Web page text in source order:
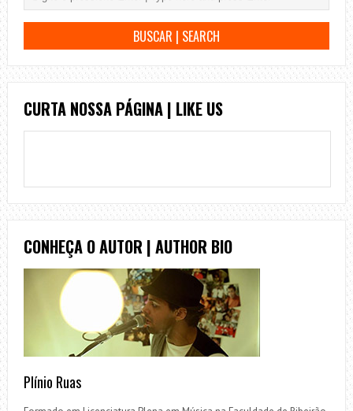
CURTA NOSSA PÁGINA | LIKE US
CONHEÇA O AUTOR | AUTHOR BIO
Plínio Ruas